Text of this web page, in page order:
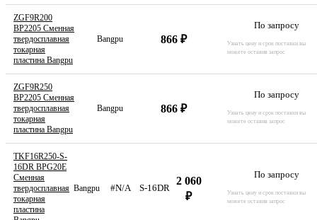
ZGF9R200
BP2205 Сменная
твердосплавная
токарная
пластина Bangpu
Bangpu 866 ₽
По запросу
Узнать цену и срок поставки вы
можете оставив запрос
ZGF9R250
BP2205 Сменная
твердосплавная
токарная
пластина Bangpu
Bangpu 866 ₽
По запросу
Узнать цену и срок поставки вы
можете оставив запрос
TKF16R250-S-
16DR BPG20E
Сменная
твердосплавная
токарная
пластина
Bangpu #N/A S-16DR
2 060
₽
По запросу
Узнать цену и срок поставки вы
можете оставив запрос